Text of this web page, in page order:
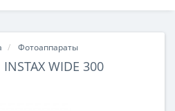
Фотоаппараты
WIDE 300